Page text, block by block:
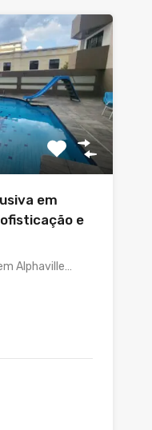
em
e
Alphaville…